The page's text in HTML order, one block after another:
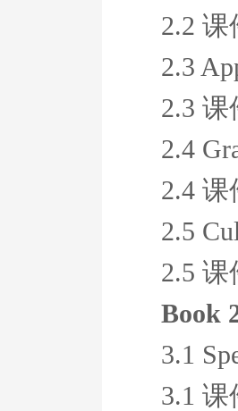
2.2 课
2.3
2.3 课
2.4
2.4 课
2.5
2.5 课
Book
3.1
3.1 课